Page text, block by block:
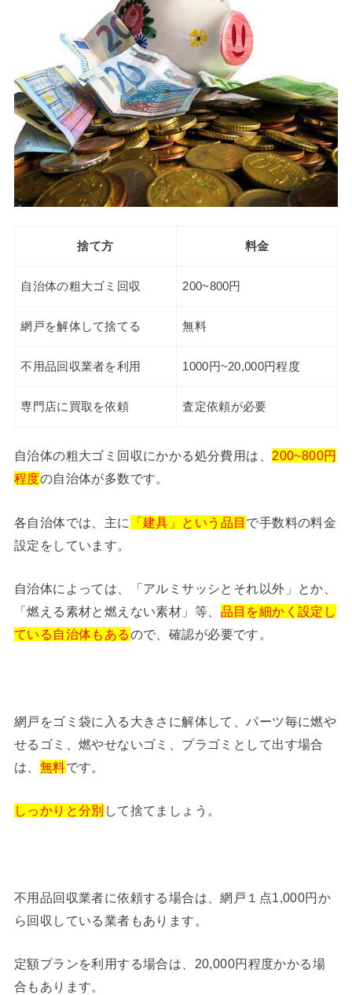
捨て方 料金
自治体の粗大ゴミ回収 200~800円
網戸を解体して捨てる 無料
不用品回収業者を利用 1000円~20,000円程度
専門店に買取を依頼 査定依頼が必要
自治体の粗大ゴミ回収にかかる処分費用は、 200~800円
程度の自治体が多数です。
各自治体では、主に 「建具」という品目 で手数料の料金
設定をしています。
自治体によっては、「アルミサッシとそれ以外」とか、
「燃える素材と燃えない素材」等、 品目を細かく設定し
ている自治体もあるので、確認が必要です。
網戸をゴミ袋に入る大きさに解体して、パーツ毎に燃や
せるゴミ、燃やせないゴミ、プラゴミとして出す場合
は、 無料です。
しっかりと分別 して捨てましょう。
不用品回収業者に依頼する場合は、網戸１点1,000円か
ら回収している業者もあります。
定額プランを利用する場合は、20,000円程度かかる場
合もあります。